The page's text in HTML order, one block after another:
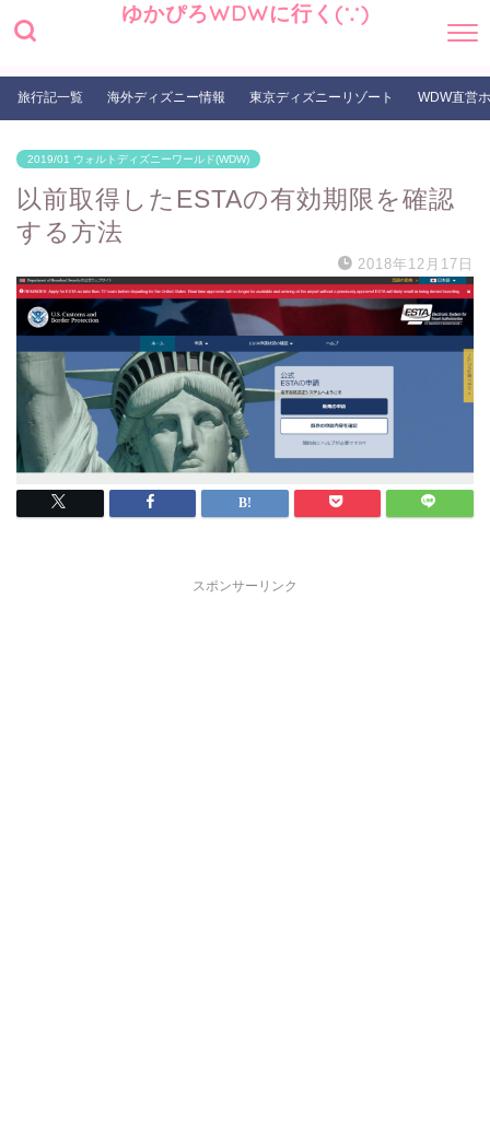
ゆかぴろWDWに行く(∵)
旅行記一覧 海外ディズニー情報 東京ディズニーリゾート WDW直営
2019/01 ウォルトディズニーワールド(WDW)
以前取得したESTAの有効期限を確認
する方法
2018年12月17日
スポンサーリンク